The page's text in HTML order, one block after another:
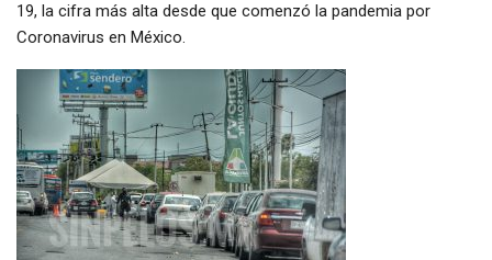
19, la cifra más alta desde que comenzó la pandemia por
Coronavirus en México.